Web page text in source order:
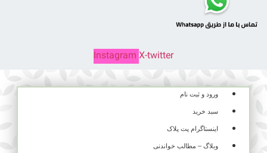
Instagram X-twitter
ورود و ثبت نام
سبد خرید
اینستاگرام پت پلاک
وبلاگ – مطالب خواندنی